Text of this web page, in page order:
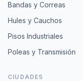
Bandas y Correas
Hules y Cauchos
Pisos Industriales
Poleas y Transmisión
CIUDADES